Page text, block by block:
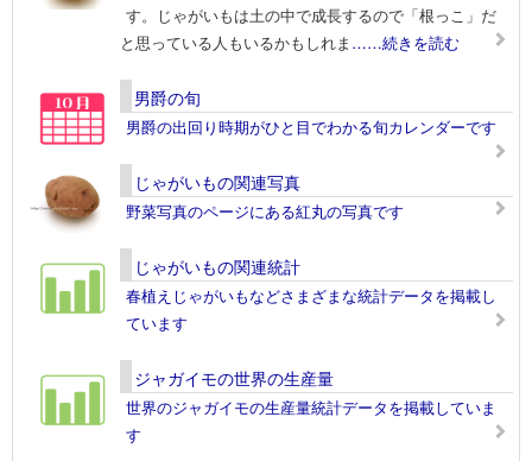
す。じゃがいもは土の中で成長するので「根っこ」だ
と思っている人もいるかもしれま ……続きを読む
男爵の旬
男爵の出回り時期がひと目でわかる旬カレンダーです
じゃがいもの関連写真
野菜写真のページにある紅丸の写真です
じゃがいもの関連統計
春植えじゃがいもなどさまざまな統計データを掲載し
ています
ジャガイモの世界の生産量
世界のジャガイモの生産量統計データを掲載していま
す